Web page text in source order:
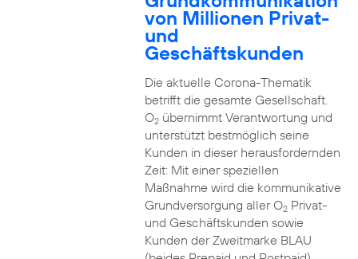
von Millionen Privat-
und
Geschäftskunden
Die aktuelle Corona-Thematik
betrifft die gesamte Gesellschaft.
O2übernimmt Verantwortung und
unterstützt bestmöglich seine
Kunden in dieser herausfordernden
Zeit: Mit einer speziellen
Maßnahme wird die kommunikative
Grundversorgung aller O2Privat-
und Geschäftskunden sowie
Kunden der Zweitmarke BLAU